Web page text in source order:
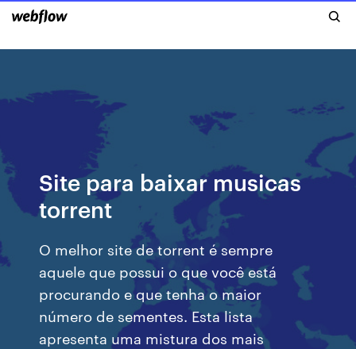
Site para baixar musicas
torrent
O melhor site de torrent é sempre
aquele que possui o que você está
procurando e que tenha o maior
número de sementes. Esta lista
apresenta uma mistura dos mais